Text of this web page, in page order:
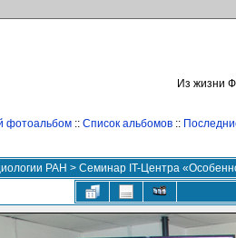
Из жизни
фотоальбом:: Список альбомов::
РАН > Cеминар IT-Центра